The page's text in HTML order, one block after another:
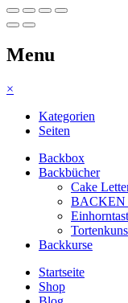
Menu
×
Kategorien
Seiten
Backbox
Backbücher
Cake
BACKEN
Backkurse
Startseite
Shop